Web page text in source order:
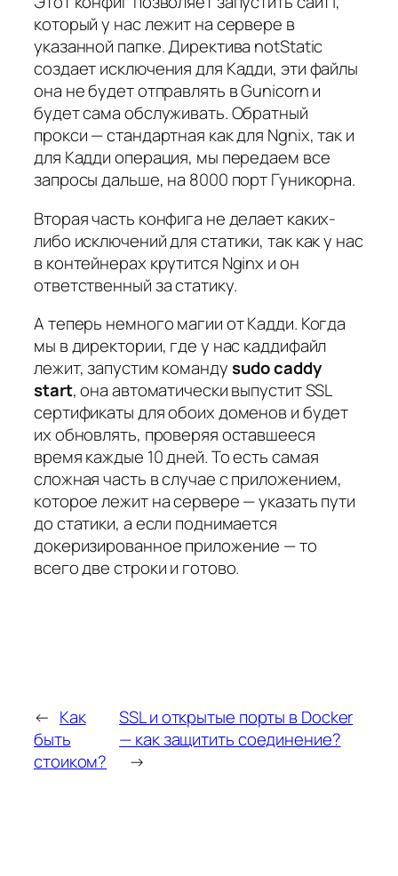
который у нас лежит на сервере в
указанной папке. Директива notStatic
создает исключения для Кадди, эти файлы
она не будет отправлять в Gunicorn и
будет сама обслуживать. Обратный
прокси — стандартная как для Ngnix, так и
для Кадди операция, мы передаем все
запросы дальше, на 8000 порт Гуникорна.
Вторая часть конфига не делает каких-
либо исключений для статики, так как у нас
в контейнерах крутится Nginx и он
ответственный за статику.
А теперь немного магии от Кадди. Когда
мы в директории, где у нас каддифайл
лежит, запустим командуsudo caddy
start, она автоматически выпустит SSL
сертификаты для обоих доменов и будет
их обновлять, проверяя оставшееся
время каждые 10 дней. То есть самая
сложная часть в случае с приложением,
которое лежит на сервере — указать пути
до статики, а если поднимается
докеризированное приложение — то
всего две строки и готово.
← Как
быть
стоиком?
SSL и открытые порты в Docker
— как защитить соединение?
→